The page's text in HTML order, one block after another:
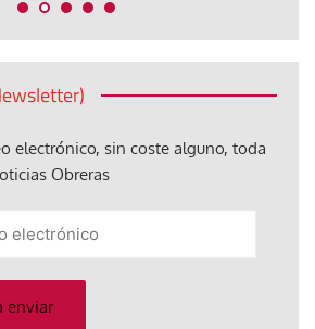
electrónico, sin coste alguno, toda
Obreras
enviar